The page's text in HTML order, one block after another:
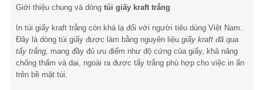
Giới thiệu chung và dòng túi giấy kraft trắng
In túi giấy kraft trắng còn khá lạ đối với người tiêu dùng Việt Nam.
Đây là dòng túi giấy được làm bằng nguyên liệu giấy kraft đã qua
tẩy trắng, mang đầy đủ ưu điểm như độ cứng của giấy, khả năng
chống thấm và dai, ngoài ra được tẩy trắng phù hợp cho việc in ấn
trên bề mặt túi.